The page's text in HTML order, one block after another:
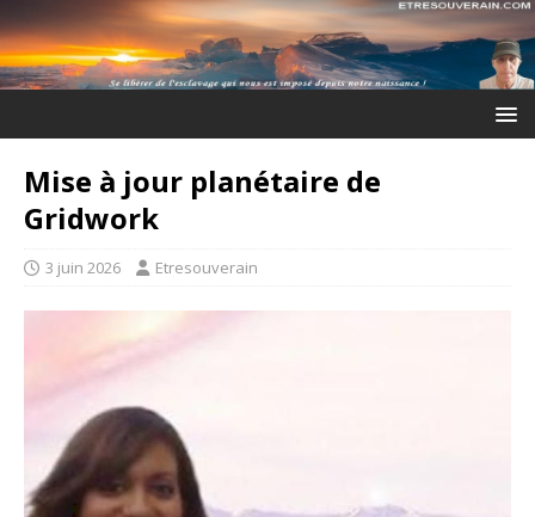
Mise à jour planétaire de
Gridwork
3 juin 2026 Etresouverain